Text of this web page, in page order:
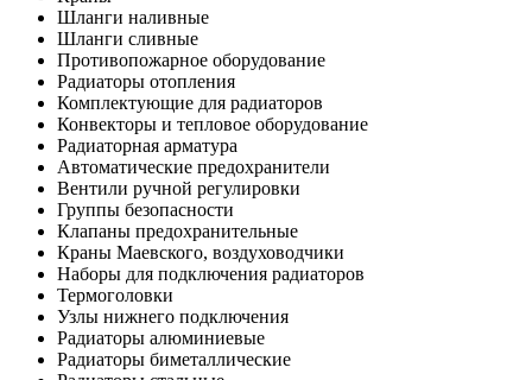
Шланги наливные
Шланги сливные
Противопожарное оборудование
Радиаторы отопления
Комплектующие для радиаторов
Конвекторы и тепловое оборудование
Радиаторная арматура
Автоматические предохранители
Вентили ручной регулировки
Группы безопасности
Клапаны предохранительные
Краны Маевского, воздуховодчики
Наборы для подключения радиаторов
Термоголовки
Узлы нижнего подключения
Радиаторы алюминиевые
Радиаторы биметаллические